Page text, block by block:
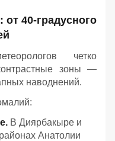
40-градусного
четко
зоны —
наводнений.
В Диярбакыре и
Анатолии